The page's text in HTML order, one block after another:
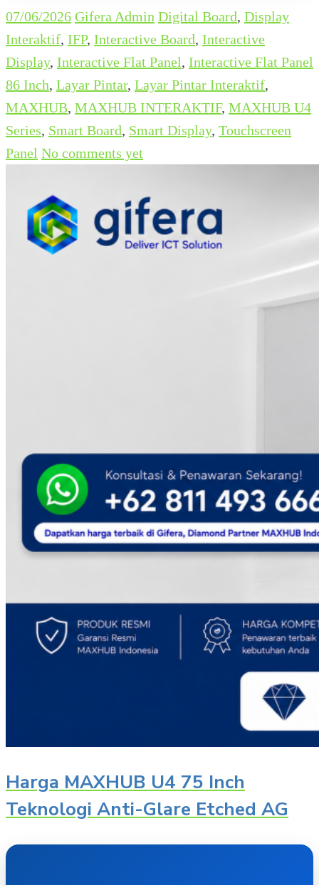
07/06/2026 Gifera Admin Digital Board, Display
Interaktif, IFP, Interactive Board, Interactive
Display, Interactive Flat Panel, Interactive Flat Panel
86 Inch, Layar Pintar, Layar Pintar Interaktif,
MAXHUB, MAXHUB INTERAKTIF, MAXHUB U4
Series, Smart Board, Smart Display, Touchscreen
Panel No comments yet
Harga MAXHUB U4 75 Inch
Teknologi Anti-Glare Etched AG